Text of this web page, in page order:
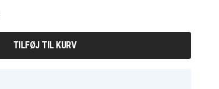
TILFØJ TIL KURV